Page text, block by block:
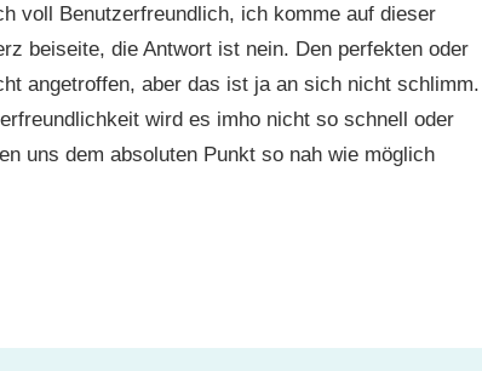
voll Benutzerfreundlich, ich komme auf dieser
beiseite, die Antwort ist nein. Den perfekten oder
angetroffen, aber das ist ja an sich nicht schlimm.
wird es imho nicht so schnell oder
uns dem absoluten Punkt so nah wie möglich